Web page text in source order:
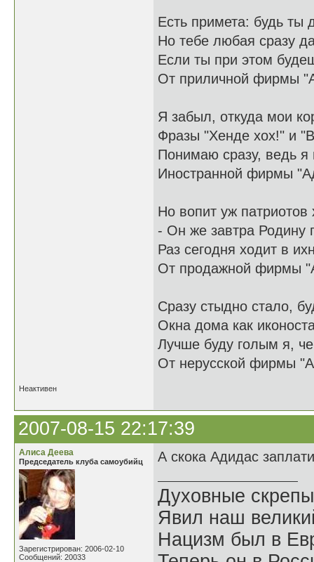
Есть примета: будь ты
Но тебе любая сразу
Если ты при этом
От приличной фирмы
Я забыл, откуда мои
Фразы "Хенде хох!" и
Понимаю сразу, ведь
Иностранной фирмы
Но вопит уж патриотов
- Он же завтра Родину
Раз сегодня ходит в
От продажной фирмы
Сразу стыдно стало,
Окна дома как
Лучше буду голым я,
От нерусской фирмы
Неактивен
2007-08-15 22:17:39
Алиса Деева
Председатель клуба самоубийц
Зарегистрирован: 2006-02-10
Сообщений: 20033
А скока Адидас
Духовные
Явил наш
Нацизм был в